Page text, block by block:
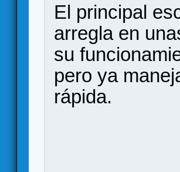
El principal
arregla en
su
pero ya
rápida.